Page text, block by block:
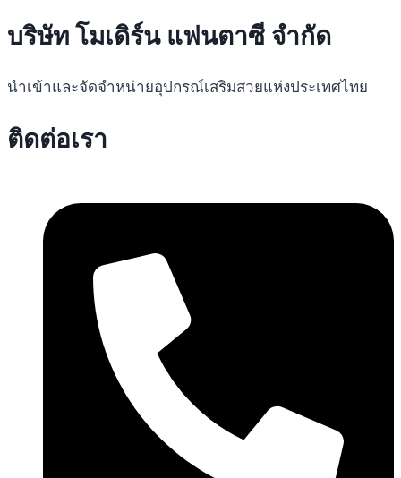
บริษัท โมเดิร์น แฟนตาซี จำกัด
นำเข้าและจัดจำหน่ายอุปกรณ์เสริมสวยแห่งประเทศไทย
ติดต่อเรา